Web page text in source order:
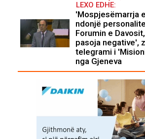
LEXO EDHE:
'Mospjesëmarrja
ndonjë
Forumin e
pasoja negative',
telegrami i
nga Gjeneva